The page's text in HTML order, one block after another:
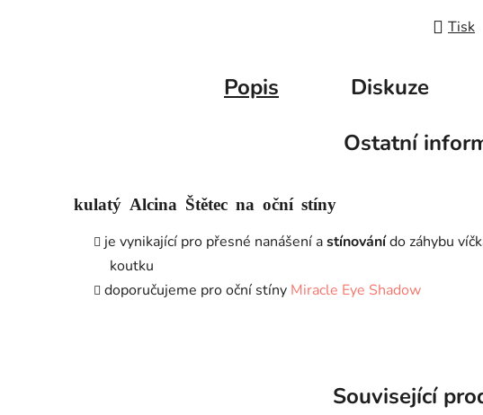
Tisk
Popis Diskuze
Ostatní
kulatý Alcina Štětec na oční stíny
je vynikající pro přesné nanášení astínovánído záhybu
koutku
doporučujeme pro oční stíny Miracle Eye Shadow
Související